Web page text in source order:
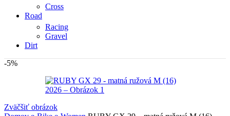
Cross
Road
Racing
Gravel
Dirt
-5%
Zväčšiť obrázok